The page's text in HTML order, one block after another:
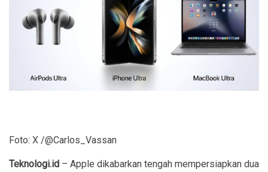
Foto: X /@Carlos_Vassan
Teknologi.id – Apple dikabarkan tengah mempersiapkan dua